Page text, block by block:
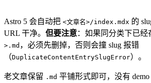
Astro 5 会自动把 <文章名>/index.mdx 的
URL 干净。 但要注意：如果同分类下已经
>.md ，必须先删掉，否则会撞 slug 报错
（DuplicateContentEntrySlugError）。
老文章保留 .md 平铺形式即可，没有 demo